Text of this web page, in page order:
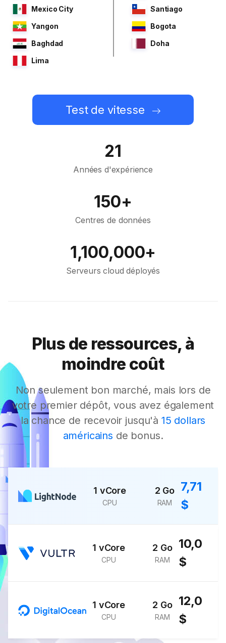
Mexico City
Santiago
Yangon
Bogota
Baghdad
Doha
Lima
Test de vitesse
21
Années d'expérience
150+
Centres de données
1,100,000+
Serveurs cloud déployés
Plus de ressources, à
moindre coût
Non seulement bon marché, mais lors de
votre premier dépôt, vous avez également
la chance de recevoir jusqu'à 15 dollars
américains de bonus.
1 vCore
CPU
2 Go
RAM
7,71
$
1 vCore
CPU
2 Go
RAM
10,0
$
1 vCore
CPU
2 Go
RAM
12,0
$